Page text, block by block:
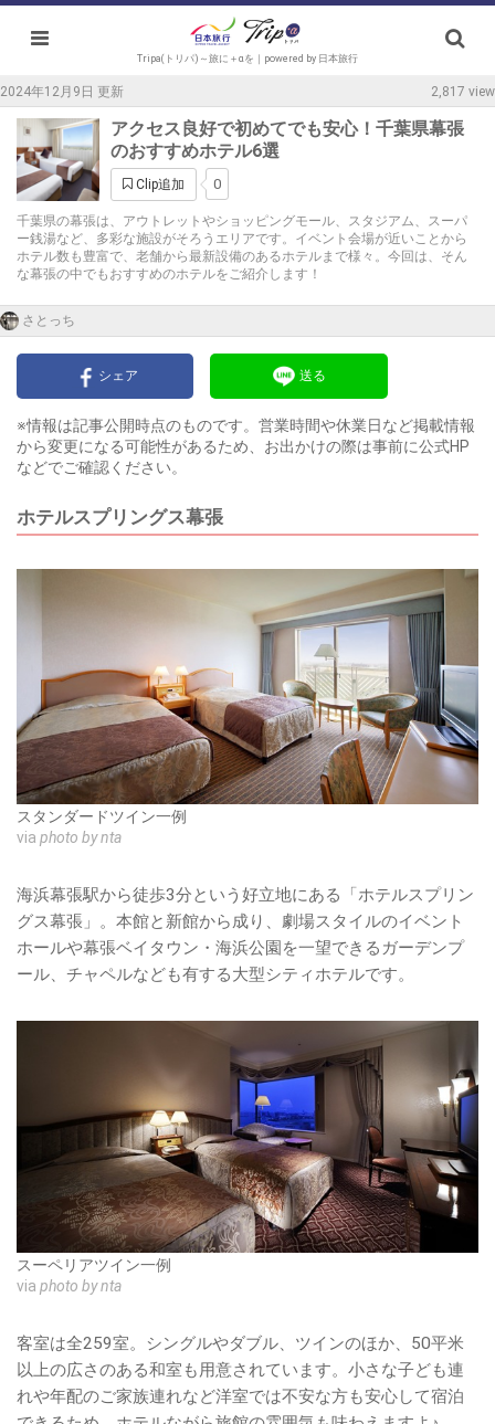
Tripa(トリパ)～旅に＋αを｜powered by 日本旅行
2024年12月9日 更新 2,817 view
アクセス良好で初めてでも安心！千葉県幕張
のおすすめホテル6選
Clip追加 0
千葉県の幕張は、アウトレットやショッピングモール、スタジアム、スーパ
ー銭湯など、多彩な施設がそろうエリアです。イベント会場が近いことから
ホテル数も豊富で、老舗から最新設備のあるホテルまで様々。今回は、そん
な幕張の中でもおすすめのホテルをご紹介します！
さとっち
シェア 送る
※情報は記事公開時点のものです。営業時間や休業日など掲載情報
から変更になる可能性があるため、お出かけの際は事前に公式HP
などでご確認ください。
ホテルスプリングス幕張
スタンダードツイン一例
via photo by nta
海浜幕張駅から徒歩3分という好立地にある「ホテルスプリン
グス幕張」。本館と新館から成り、劇場スタイルのイベント
ホールや幕張ベイタウン・海浜公園を一望できるガーデンプ
ール、チャペルなども有する大型シティホテルです。
スーペリアツイン一例
via photo by nta
客室は全259室。シングルやダブル、ツインのほか、50平米
以上の広さのある和室も用意されています。小さな子ども連
れや年配のご家族連れなど洋室では不安な方も安心して宿泊